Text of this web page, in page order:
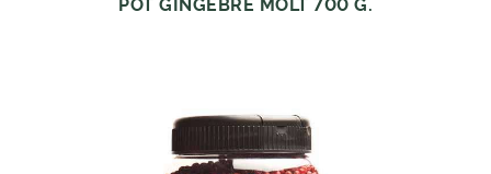
POT GINGEBRE MOLT 700 G.